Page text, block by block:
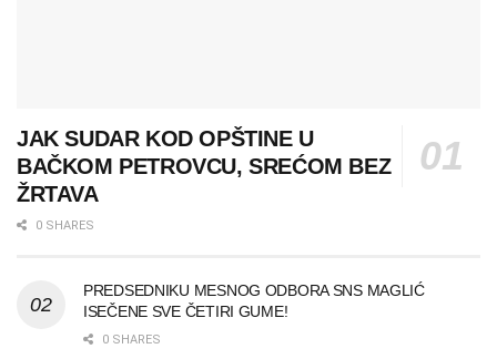
JAK SUDAR KOD OPŠTINE U
BAČKOM PETROVCU, SREĆOM BEZ
ŽRTAVA
0 SHARES
PREDSEDNIKU MESNOG ODBORA SNS MAGLIĆ
ISEČENE SVE ČETIRI GUME!
0 SHARES